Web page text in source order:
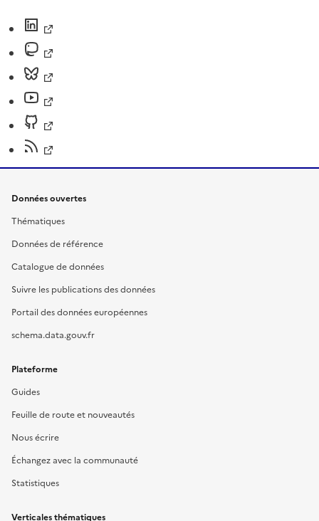
Données ouvertes
Thématiques
Données de référence
Catalogue de données
Suivre les publications des données
Portail des données européennes
schema.data.gouv.fr
Plateforme
Guides
Feuille de route et nouveautés
Nous écrire
Échangez avec la communauté
Statistiques
Verticales thématiques